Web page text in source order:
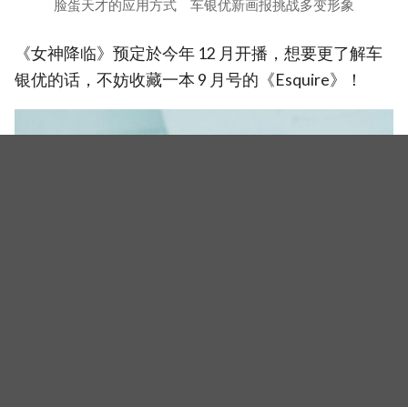
脸蛋天才的应用方式 车银优新画报挑战多变形象
《女神降临》预定於今年 12 月开播，想要更了解车
银优的话，不妨收藏一本 9 月号的《Esquire》！